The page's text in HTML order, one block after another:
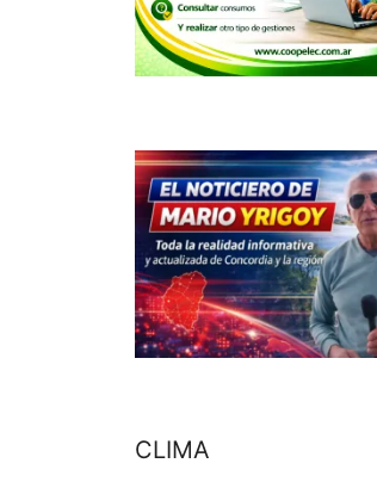
CLIMA